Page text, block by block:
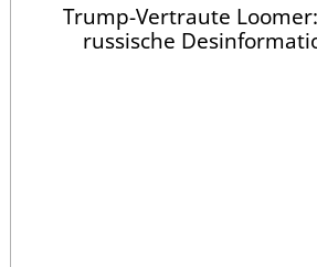
Trump-Vertraute
russische